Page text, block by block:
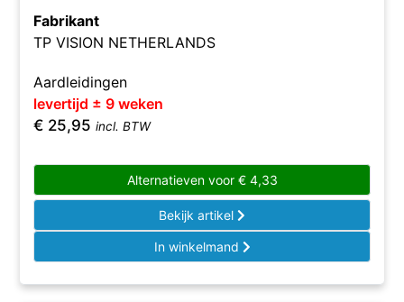
Fabrikant
TP VISION NETHERLANDS
Aardleidingen
levertijd ± 9 weken
€ 25,95 incl. BTW
Alternatieven voor €4,33
Bekijk artikel
In winkelmand